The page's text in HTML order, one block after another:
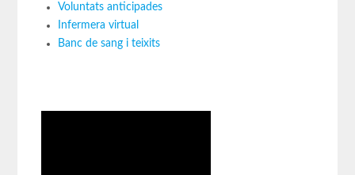
Voluntats anticipades
Infermera virtual
Banc de sang i teixits